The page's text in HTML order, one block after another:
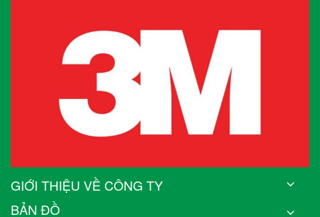
GIỚI THIỆU VỀ CÔNG TY
BẢN ĐỒ